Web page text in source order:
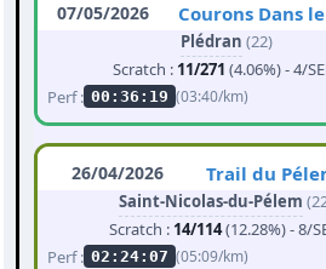
07/05/2026 Courons Dans
Plédran (22)
Scratch : 11/271 (4.06%) - 4/
Perf : 00:36:19 (03:40/km)
26/04/2026 Trail du
Saint-Nicolas-du-Pélem
Scratch : 14/114(12.28%) - 8/
Perf : 02:24:07 (05:09/km)